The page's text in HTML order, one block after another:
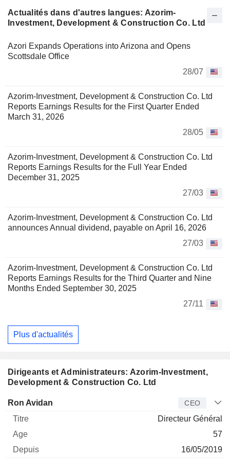
Actualités dans d'autres langues: Azorim-
Investment, Development & Construction Co. Ltd
Azori Expands Operations into Arizona and Opens
Scottsdale Office
28/07
Azorim-Investment, Development & Construction Co. Ltd
Reports Earnings Results for the First Quarter Ended
March 31, 2026
28/05
Azorim-Investment, Development & Construction Co. Ltd
Reports Earnings Results for the Full Year Ended
December 31, 2025
27/03
Azorim-Investment, Development & Construction Co. Ltd
announces Annual dividend, payable on April 16, 2026
27/03
Azorim-Investment, Development & Construction Co. Ltd
Reports Earnings Results for the Third Quarter and Nine
Months Ended September 30, 2025
27/11
Plus d'actualités
Dirigeants et Administrateurs: Azorim-Investment,
Development & Construction Co. Ltd
Dirigeant Titre
Ron Avidan CEO
Directeur Général
57
16/05/2019